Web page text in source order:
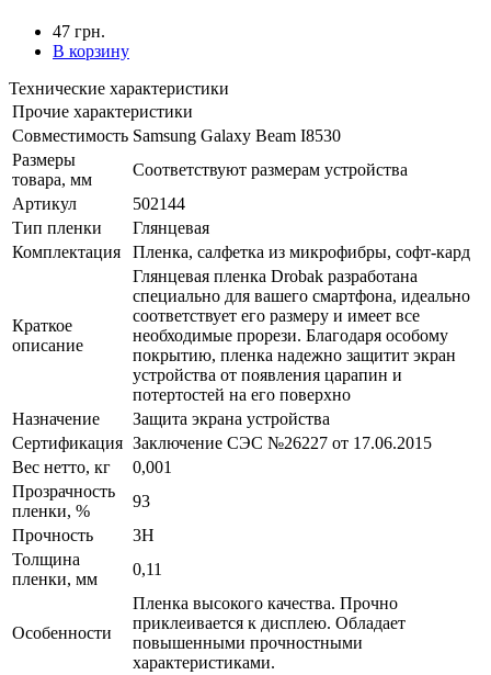
47 грн.
В корзину
Технические характеристики
Прочие характеристики
Совместимость Samsung Galaxy Beam I8530
Размеры
товара, мм
Соответствуют размерам устройства
Артикул
502144
Тип пленки
Глянцевая
Комплектация
Пленка, салфетка из микрофибры, софт-кард
Краткое
описание
Глянцевая пленка Drobak разработана
специально для вашего смартфона, идеально
соответствует его размеру и имеет все
необходимые прорези. Благодаря особому
покрытию, пленка надежно защитит экран
устройства от появления царапин и
потертостей на его поверхно
Назначение
Защита экрана устройства
Сертификация Заключение СЭС №26227 от 17.06.2015
Вес нетто, кг
0,001
Прозрачность
пленки, %
93
Прочность
3H
Толщина
пленки, мм
0,11
Особенности
Пленка высокого качества. Прочно
приклеивается к дисплею. Обладает
повышенными прочностными
характеристиками.